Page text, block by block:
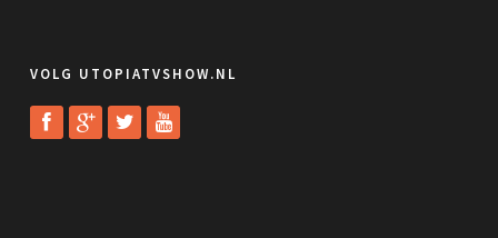
VOLG UTOPIATVSHOW.NL